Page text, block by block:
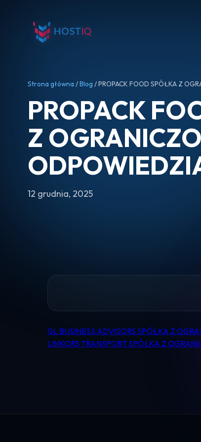
Strona główna /Blog / PROPACK FOOD SPÓŁKA Z
PROPACK
Z
12 grudnia, 2025
Nawigacja
GL BUSINESS ADVISORS SPÓŁKA Z
LINKORS TRANSPORT SPÓŁKA Z